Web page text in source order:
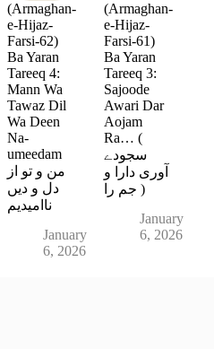
(Armaghan-
e-Hijaz-
Farsi-62)
Ba Yaran
Tareeq 4:
Mann Wa
Tawaz Dil
Wa Deen
Na-
umeedam
من و تو از
دل و دیں
ناامیدیم
January
6, 2026
(Armaghan-
e-Hijaz-
Farsi-61)
Ba Yaran
Tareeq 3:
Sajoode
Awari Dar
Aojam
Ra… (
سجودے
آوری دارا و
جم را )
January
6, 2026